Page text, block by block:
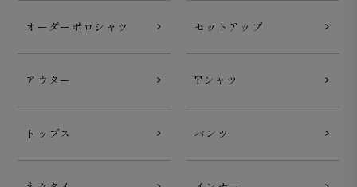
オーダーポロシャツ セットアップ
アウター Tシャツ
トップス パンツ